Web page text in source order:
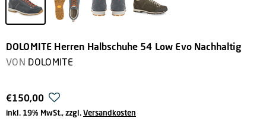
DOLOMITE Herren Halbschuhe 54 Low Evo Nachhaltig
VON DOLOMITE
€150,00
inkl. 19% MwSt., zzgl. Versandkosten